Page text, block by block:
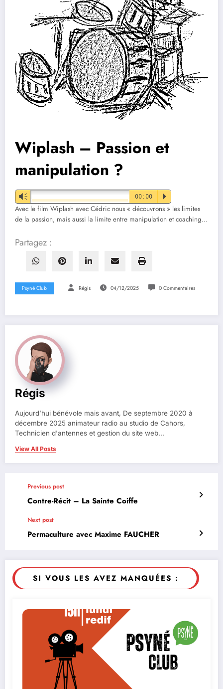
Wiplash – Passion et
manipulation ?
Vm 00:00 P
Avec le film Wiplash avec Cédric nous « découvrons » les limites
de la passion, mais aussi la limite entre manipulation et coaching…
Partagez :
Psyné Club Régis 04/12/2025 0 Commentaires
Régis
Aujourd’hui bénévole mais avant, De septembre 2020 à
décembre 2025 animateur radio au studio de Cahors,
Technicien d'antennes et gestion du site web...
View All Posts
Previous post
Contre-Récit – La Sainte Coiffe
Next post
Permaculture avec Maxime FAUCHER
SI VOUS LES AVEZ MANQUÉES :